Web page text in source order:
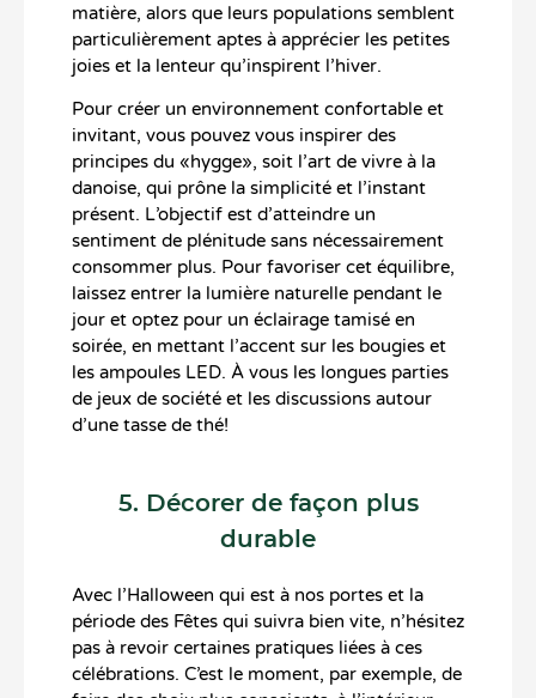
matière, alors que leurs populations semblent
particulièrement aptes à apprécier les petites
joies et la lenteur qu’inspirent l’hiver.
Pour créer un environnement confortable et
invitant, vous pouvez vous inspirer des
principes du «hygge», soit l’art de vivre à la
danoise, qui prône la simplicité et l’instant
présent. L’objectif est d’atteindre un
sentiment de plénitude sans nécessairement
consommer plus. Pour favoriser cet équilibre,
laissez entrer la lumière naturelle pendant le
jour et optez pour un éclairage tamisé en
soirée, en mettant l’accent sur les bougies et
les ampoules LED. À vous les longues parties
de jeux de société et les discussions autour
d’une tasse de thé!
5. Décorer de façon plus
durable
Avec l’Halloween qui est à nos portes et la
période des Fêtes qui suivra bien vite, n’hésitez
pas à revoir certaines pratiques liées à ces
célébrations. C’est le moment, par exemple, de